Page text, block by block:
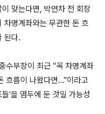
맞는다면, 박연차 전 회장
차명계좌와는 무관한 돈 흐
된다.
수부장이 최근 "꼭 차명계좌
흐름이 나왔다면…"이라고
'을 염두에 둔 것일 가능성